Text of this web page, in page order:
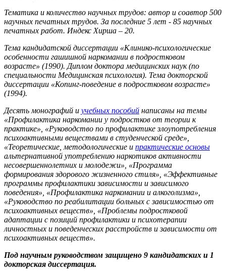
Тематика и количество научных трудов: автор и соавтор 500
научных печатных трудов. За последние 5 лет - 85 научных
печатных работ. Индекс Хирша – 20.
Тема кандидатской диссертации «Клинико-психологические
особенности гашишной наркомании в подростковом
возрасте» (1990). Диплом доктора медицинских наук (по
специальности Медицинская психология). Тема докторской
диссертации «Копинг-поведение в подростковом возрасте»
(1994).
Десять монографий и учебных пособий написаны на темы
«Профилактика наркомании у подростков от теории к
практике», «Руководство по профилактике злоупотребления
психоактивными веществами в студенческой среде»,
«Теоретические, методологические и практические основы
альтернативной употреблению наркотиков активности
несовершеннолетних и молодежи», «Программа
формирования здорового жизненного стиля», «Эффективные
программы профилактики зависимости и зависимого
поведения», «Профилактика наркомании и алкоголизма»,
«Руководство по реабилитации больных с зависимостью от
психоактивных веществ», «Проблемы подростковой
адаптации с позиций профилактики и психотерапии
личностных и поведенческих расстройств и зависимости от
психоактивных веществ».
Под научным руководством защищено 9 кандидатских и 1
докторская диссертация.